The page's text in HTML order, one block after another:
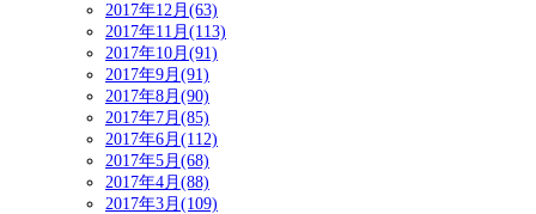
2017年12月(63)
2017年11月(113)
2017年10月(91)
2017年9月(91)
2017年8月(90)
2017年7月(85)
2017年6月(112)
2017年5月(68)
2017年4月(88)
2017年3月(109)